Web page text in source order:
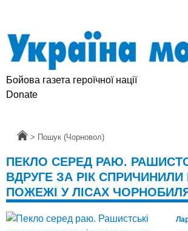
Бойова газета героїчної нації
Donate
Головна
> Пошук (Чорновол)
ПЕКЛО СЕРЕД РАЮ.
ВДРУГЕ ЗА РІК СПРИЧИНИЛИ
ПОЖЕЖІ У ЛІСАХ